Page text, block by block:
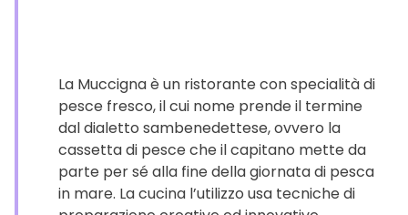
La Muccigna è un ristorante con specialità di
pesce fresco, il cui nome prende il termine
dal dialetto sambenedettese, ovvero la
cassetta di pesce che il capitano mette da
parte per sé alla fine della giornata di pesca
in mare. La cucina l’utilizzo usa tecniche di